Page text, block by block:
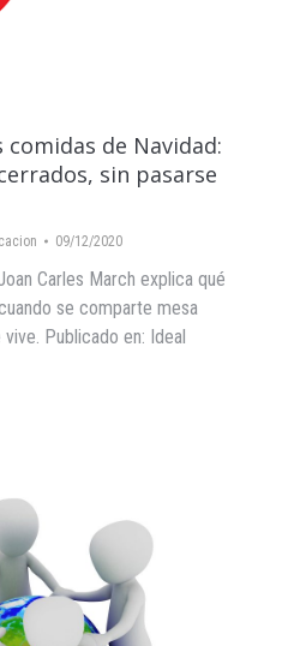
de Navidad:
sin pasarse
09/12/2020
Carles March explica qué
se comparte mesa
Publicado en: Ideal